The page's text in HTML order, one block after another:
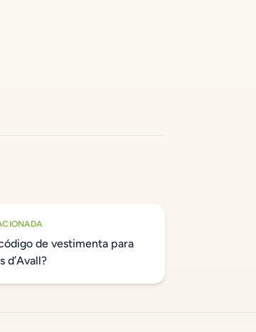
de vestimenta para
d’Avall?